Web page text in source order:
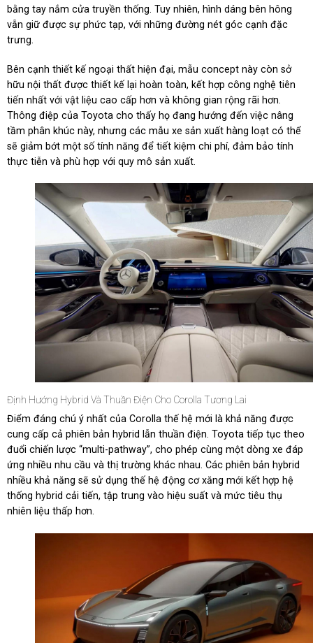
bằng tay nắm cửa truyền thống. Tuy nhiên, hình dáng bên hông
vẫn giữ được sự phức tạp, với những đường nét góc cạnh đặc
trưng.
Bên cạnh thiết kế ngoại thất hiện đại, mẫu concept này còn sở
hữu nội thất được thiết kế lại hoàn toàn, kết hợp công nghệ tiên
tiến nhất với vật liệu cao cấp hơn và không gian rộng rãi hơn.
Thông điệp của Toyota cho thấy họ đang hướng đến việc nâng
tầm phân khúc này, nhưng các mẫu xe sản xuất hàng loạt có thể
sẽ giảm bớt một số tính năng để tiết kiệm chi phí, đảm bảo tính
thực tiễn và phù hợp với quy mô sản xuất.
Định Hướng Hybrid Và Thuần Điện Cho Corolla Tương Lai
Điểm đáng chú ý nhất của Corolla thế hệ mới là khả năng được
cung cấp cả phiên bản hybrid lẫn thuần điện. Toyota tiếp tục theo
đuổi chiến lược “multi-pathway”, cho phép cùng một dòng xe đáp
ứng nhiều nhu cầu và thị trường khác nhau. Các phiên bản hybrid
nhiều khả năng sẽ sử dụng thế hệ động cơ xăng mới kết hợp hệ
thống hybrid cải tiến, tập trung vào hiệu suất và mức tiêu thụ
nhiên liệu thấp hơn.